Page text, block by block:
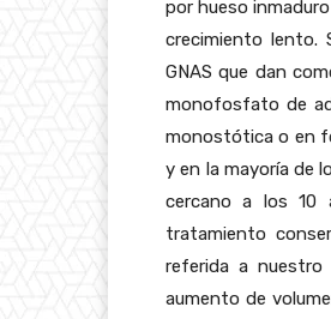
por hueso
crecimiento lento.
GNAS que dan
monofosfato de
monostótica o en
y en la mayoría de
cercano a los 10
tratamiento
referida a nuestro
aumento de